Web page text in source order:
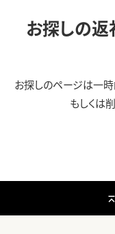
お探しの返
お探しのページは一
もしくは